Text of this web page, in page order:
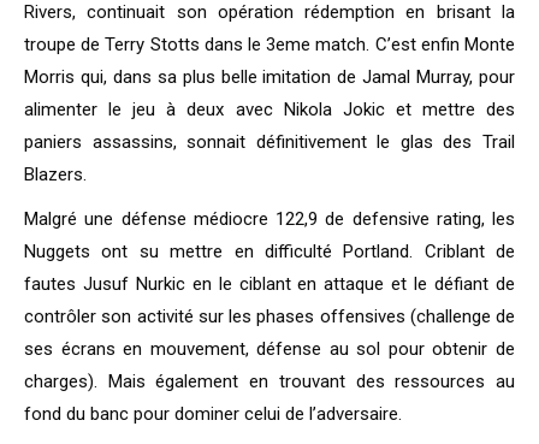
Rivers, continuait son opération rédemption en brisant la
troupe de Terry Stotts dans le 3eme match. C’est enfin Monte
Morris qui, dans sa plus belle imitation de Jamal Murray, pour
alimenter le jeu à deux avec Nikola Jokic et mettre des
paniers assassins, sonnait définitivement le glas des Trail
Blazers.
Malgré une défense médiocre 122,9 de defensive rating, les
Nuggets ont su mettre en difficulté Portland. Criblant de
fautes Jusuf Nurkic en le ciblant en attaque et le défiant de
contrôler son activité sur les phases offensives (challenge de
ses écrans en mouvement, défense au sol pour obtenir de
charges). Mais également en trouvant des ressources au
fond du banc pour dominer celui de l’adversaire.